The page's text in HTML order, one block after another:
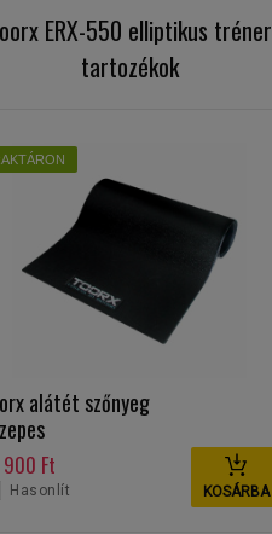
ERX-550 elliptikus tréner
tartozékok
alátét szőnyeg
Ft
KOSÁRBA
Hasonlít